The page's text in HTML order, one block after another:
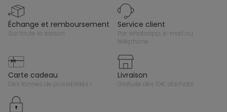
échange et remboursement
sur toute la saison
service client
par whatsapp, e-mail ou
téléphone
carte cadeau
des tonnes de possibilités !
livraison
gratuite dès 10€ d'achats